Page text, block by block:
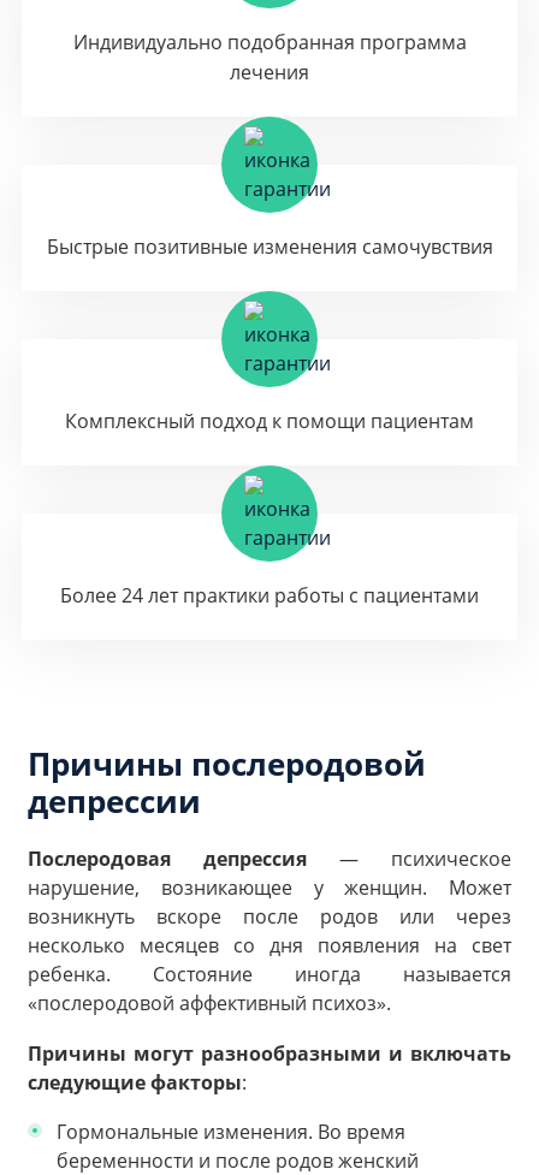
Индивидуально подобранная программа
лечения
Быстрые позитивные изменения самочувствия
Комплексный подход к помощи пациентам
Более 24 лет практики работы с пациентами
Причины послеродовой
депрессии
Послеродовая депрессия — психическое
нарушение, возникающее у женщин. Может
возникнуть вскоре после родов или через
несколько месяцев со дня появления на свет
ребенка. Состояние иногда называется
«послеродовой аффективный психоз».
Причины могут разнообразными и включать
следующие факторы:
Гормональные изменения. Во время
беременности и после родов женский